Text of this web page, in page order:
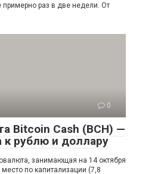
раз в две недели. От
0
Bitcoin Cash (BCH) —
к рублю и доллару
занимающая на 14 октября
по капитализации (7,8